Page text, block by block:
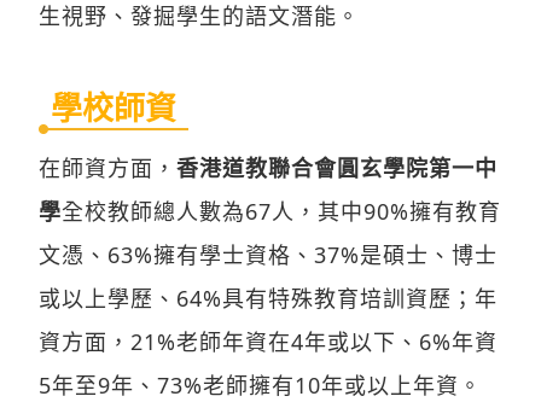
生視野、發掘學生的語文潛能。
學校師資
在師資方面， 香港道教聯合會圓玄學院第一中
學全校教師總人數為67人，其中90%擁有教育
文憑、63%擁有學士資格、37%是碩士、博士
或以上學歷、64%具有特殊教育培訓資歷；年
資方面，21%老師年資在4年或以下、6%年資
5年至9年、73%老師擁有10年或以上年資。